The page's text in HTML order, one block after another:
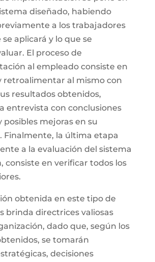
diseñado, habiendo
a los trabajadores
aplicará y lo que se
El proceso de
al empleado consiste en
retroalimentar al mismo con
resultados obtenidos,
entrevista con conclusiones
posibles mejoras en su
Finalmente, la última etapa
a la evaluación del sistema
consiste en verificar todos los
obtenida en este tipo de
brinda directrices valiosas
dado que, según los
se tomarán
decisiones